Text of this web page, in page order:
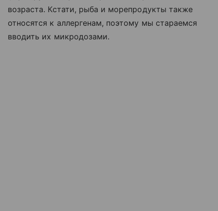
возраста. Кстати, рыба и морепродукты также
относятся к аллергенам, поэтому мы стараемся
вводить их микродозами.